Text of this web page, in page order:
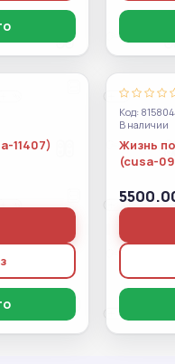
11407)
Код:
В наличии
Жизнь
(cusa-